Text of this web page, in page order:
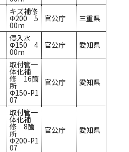
キズ補修
Φ200 5
00m
官公庁
三重県
侵入水
Φ150 4
00m
官公庁 愛知県
取付管一
体化補
修 16箇
所
Φ150-P1
07
官公庁 愛知県
取付管一
体化補
修 8箇
所
Φ200-P1
07
官公庁 愛知県